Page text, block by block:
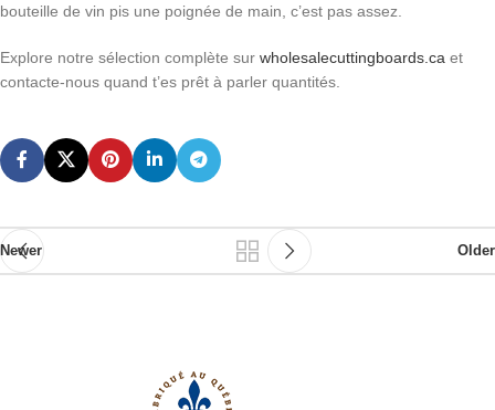
bouteille de vin pis une poignée de main, c’est pas assez.
Explore notre sélection complète sur wholesalecuttingboards.ca et
contacte-nous quand t’es prêt à parler quantités.
Newer Older